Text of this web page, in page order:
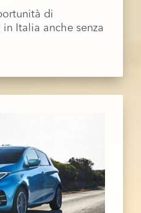
di
in Italia anche senza